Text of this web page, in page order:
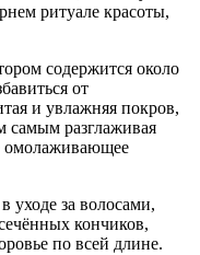
ритуале красоты,
содержится около
от
и увлажняя покров,
самым разглаживая
омолаживающее
уходе за волосами,
кончиков,
по всей длине.